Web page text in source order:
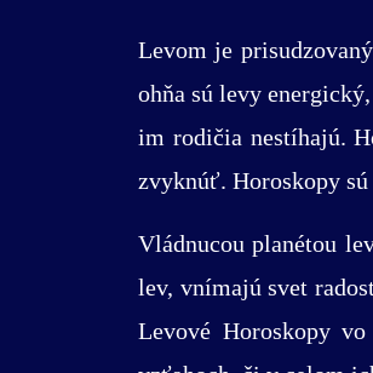
Levom je
ohňa sú levy
im rodičia nestíhajú.
zvyknúť. Horoskopy
Vládnucou planétou
lev, vnímajú svet
Levové Horoskopy